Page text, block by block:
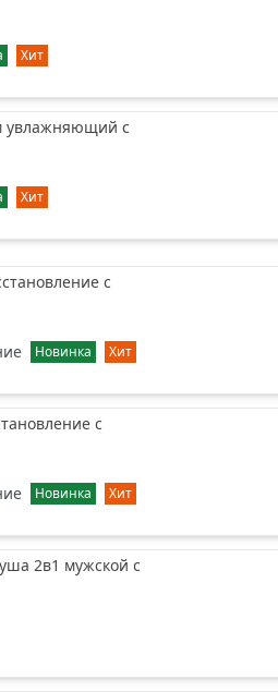
Хит
увлажняющий с
Хит
с
Новинка
Хит
с
Новинка
Хит
2в1 мужской с